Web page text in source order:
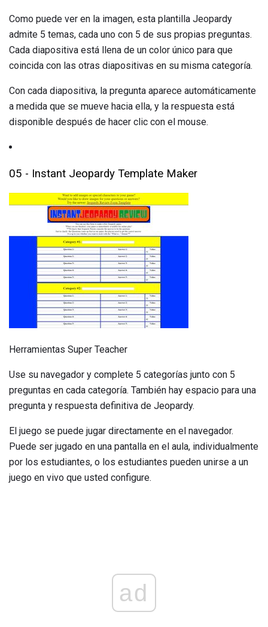
Como puede ver en la imagen, esta plantilla Jeopardy
admite 5 temas, cada uno con 5 de sus propias preguntas.
Cada diapositiva está llena de un color único para que
coincida con las otras diapositivas en su misma categoría.
Con cada diapositiva, la pregunta aparece automáticamente
a medida que se mueve hacia ella, y la respuesta está
disponible después de hacer clic con el mouse.
05 - Instant Jeopardy Template Maker
Herramientas Super Teacher
Use su navegador y complete 5 categorías junto con 5
preguntas en cada categoría. También hay espacio para una
pregunta y respuesta definitiva de Jeopardy.
El juego se puede jugar directamente en el navegador.
Puede ser jugado en una pantalla en el aula, individualmente
por los estudiantes, o los estudiantes pueden unirse a un
juego en vivo que usted configure.
ad